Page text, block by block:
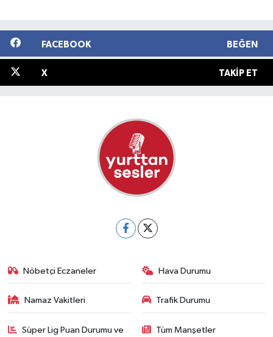
FACEBOOK BEĞEN
X TAKIP ET
Nöbetçi Eczaneler Hava Durumu
Namaz Vakitleri Trafik Durumu
Süper Lig Puan Durumu ve Tüm Manşetler